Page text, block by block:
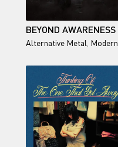
Alternative Metal Modern Metal